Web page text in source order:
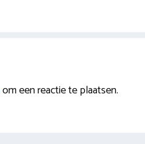
om een reactie te plaatsen.